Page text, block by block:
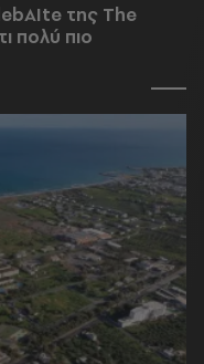
της The
πολύ πιο